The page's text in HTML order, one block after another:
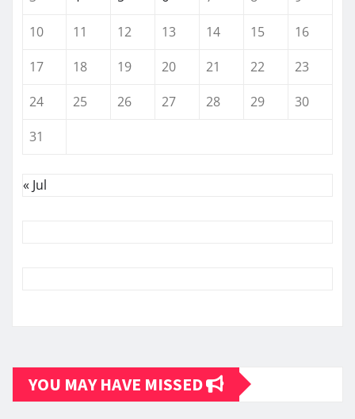
10
11 12 13 14 15
16
17
18 19 20 21 22
23
24
25 26 27 28 29
30
31
« Jul
YOU MAY HAVE MISSED